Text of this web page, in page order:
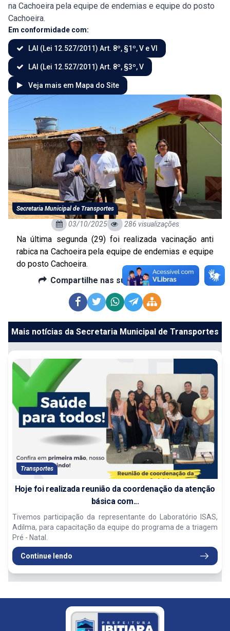
na Cachoeira pela equipe de endemias e equipe do posto
Cachoeira.
Em conformidade com:
LAI (Lei 12.527/2011) Art. 8º, §1º, V e VI
LAI (Lei 12.527/2011) Art. 8º, §3º, V
Veja mais em Mapa do Site
Secretaria Municipal de Transportes
03/10/2025 286 visualizações
Na última segunda (29) foi realizada vacinação anti
rabica na Cachoeira pela equipe de endemias e equipe
do posto Cachoeira.
Compartilhe nas suas redes sociais:
Mais notícias da Secretaria Municipal de Transportes
Transportes
Hoje foi realizada reunião da coordenação da atenção
básica com...
Tivemos participação da representante do Laboratório ISAS,
Adilma, para capacitação da equipe do programa de a triagem
Pré - Natal.
Continue lendo